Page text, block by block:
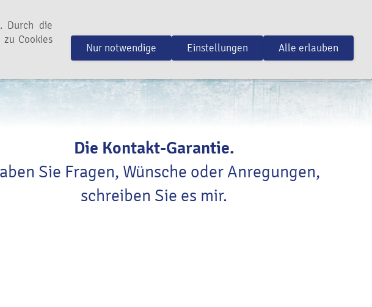
Die Kontakt-Garantie.
Sie Fragen, Wünsche oder Anregungen,
schreiben Sie es mir.
Durch die
Cookies
Nur notwendige Einstellungen Alle erlauben